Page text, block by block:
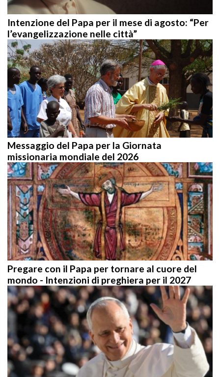
Intenzione del Papa per il mese di agosto: “Per
l’evangelizzazione nelle città”
Messaggio del Papa per la Giornata
missionaria mondiale del 2026
Pregare con il Papa per tornare al cuore del
mondo - Intenzioni di preghiera per il 2027